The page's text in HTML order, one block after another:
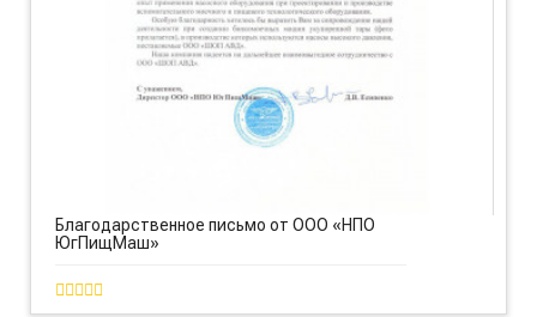
Благодарственное письмо от ООО «НПО
ЮгПищМаш»